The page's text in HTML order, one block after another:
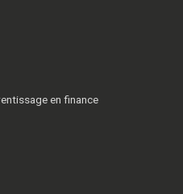
en finance